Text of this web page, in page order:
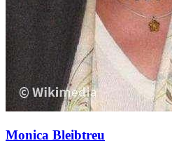
Monica Bleibtreu